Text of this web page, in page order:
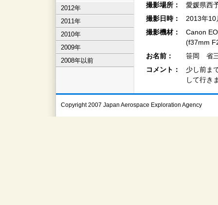
2012年
2011年
2010年
2009年
2008年以前
撮影場所：
愛媛県西
撮影日時：
2013年
撮影機材：
Canon
(f37mm
お名前：
笹岡 省
コメント：
少し前ま
して行き
Copyright 2007 Japan Aerospace Exploration Agency